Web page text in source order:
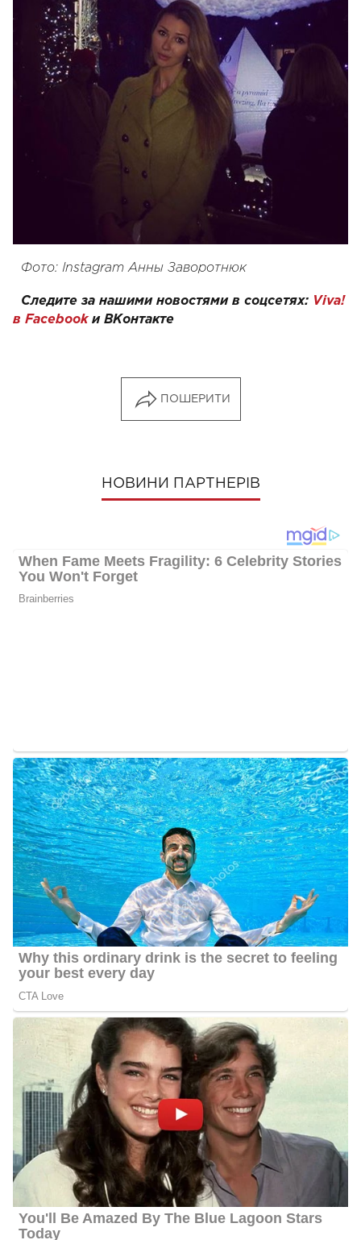
Фото: Instagram Анны Заворотнюк
Следите за нашими новостями в соцсетях: Viva!
в Facebookи ВКонтакте
ПОШЕРИТИ
НОВИНИ ПАРТНЕРІВ